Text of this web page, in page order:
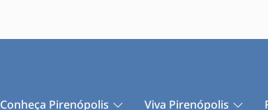
Conheça Pirenópolis Viva Pirenópolis